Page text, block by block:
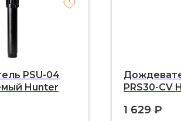
PSU-04
Hunter
PRS30-CV
1 629 ₽